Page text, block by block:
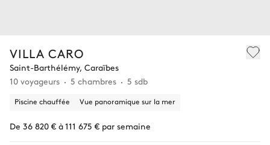
VILLA CARO
Saint-Barthélémy, Caraïbes
10 voyageurs
5 chambres 5 sdb
Piscine chauffée Vue panoramique sur la mer
De 36 820 € à 111 675 € par semaine